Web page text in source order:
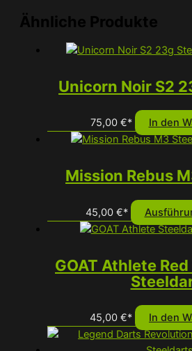
Ähnliche Produkte
Unicorn Noir S2
75,00 €*
In den
Mission Rebus
45,00 €*
GOAT Athlete
45,00 €* In den